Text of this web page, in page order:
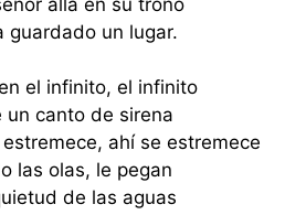
guardado un lugar.
el infinito, el infinito
un canto de sirena
ahí se estremece
las olas, le pegan
de las aguas